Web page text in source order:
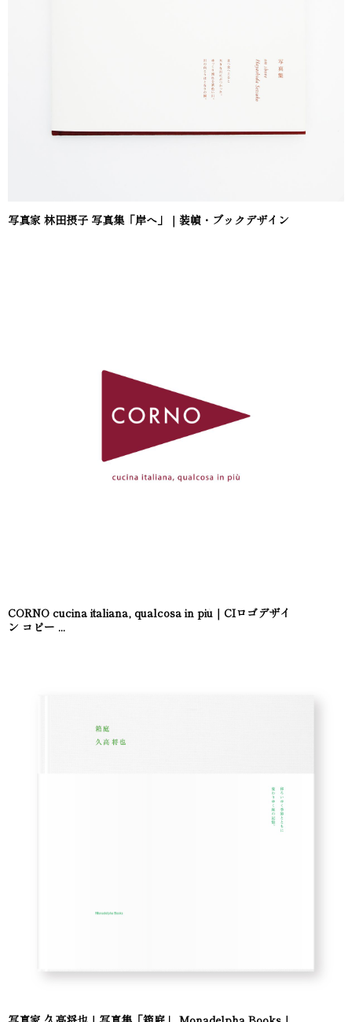
写真家 林田摂子 写真集「岸へ」｜装幀・ブックデザイン
CORNO cucina italiana, qualcosa in più｜CIロゴデザイ
ン コピー ...